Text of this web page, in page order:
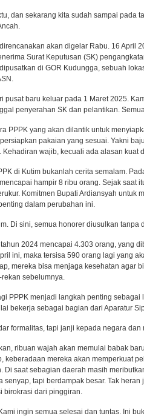
dan sekarang kita sudah sampai pada
akan digelar Rabu. 16 April
Surat Keputusan (SK)
di GOR Kudungga, sebuah
pusat baru keluar pada 1 Maret 2025.
penyerahan SK dan pelantikan.
PPPK yang akan dilantik untuk
pakaian yang sesuai. Yakni
wajib, kecuali ada alasan kuat
di Kutim bukanlah cerita semalam.
hampir 8 ribu orang. Sejak saat
Komitmen Bupati Ardiansyah untuk
dalam perubahan ini.
Di sini, semua honorer diusulkan tanpa
2024 mencapai 4.303 orang, yang
ini, maka tersisa 590 orang lagi yang
mereka bisa menjaga kesehatan agar
sebelumnya.
PPPK menjadi langkah penting sebagai
bekerja sebagai bagian dari Aparatur
formalitas, tapi janji kepada negara dan
ribuan wajah akan memulai babak
keberadaan mereka akan memperkuat
Di saat sebagian daerah masih
senyap, tapi berdampak besar. Tak
birokrasi dari pinggiran.
ingin semua selesai dan tuntas. Ini